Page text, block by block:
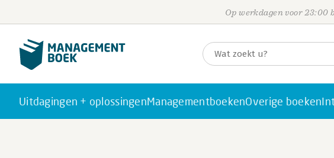
Op werkdagen voor 23:00
Uitdagingen + oplossingenManagementboekenOverige boeken